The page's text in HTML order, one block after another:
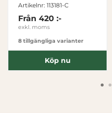
Artikelnr: 113181-C
Från 420 :-
exkl. moms
8 tillgängliga varianter
Köp nu